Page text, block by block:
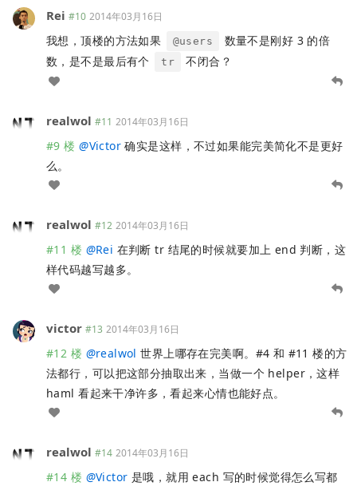
Rei #10 2014年03月16日
我想，顶楼的方法如果 @users
数量不是刚好 3 的倍
数，是不是最后有个
tr 不闭合？
realwol #11 2014年03月16日
#9 楼 @Victor 确实是这样，不过如果能完美简化不是更好
么。
realwol #12 2014年03月16日
#11 楼 @Rei 在判断 tr 结尾的时候就要加上 end 判断，这
样代码越写越多。
victor #13 2014年03月16日
#12 楼 @realwol 世界上哪存在完美啊。#4 和 #11 楼的方
法都行，可以把这部分抽取出来，当做一个 helper，这样
haml 看起来干净许多，看起来心情也能好点。
realwol #14 2014年03月16日
#14 楼 @Victor 是哦，就用 each 写的时候觉得怎么写都